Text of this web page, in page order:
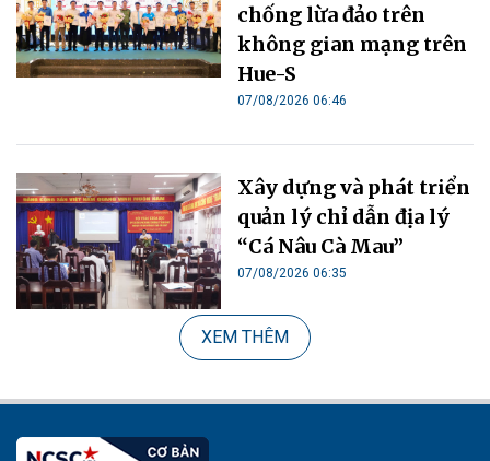
chống lừa đảo trên
không gian mạng trên
Hue-S
07/08/2026 06:46
Xây dựng và phát triển
quản lý chỉ dẫn địa lý
“Cá Nâu Cà Mau”
07/08/2026 06:35
XEM THÊM